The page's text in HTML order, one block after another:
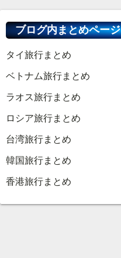
ブログ内まとめページ
タイ旅行まとめ
ベトナム旅行まとめ
ラオス旅行まとめ
ロシア旅行まとめ
台湾旅行まとめ
韓国旅行まとめ
香港旅行まとめ